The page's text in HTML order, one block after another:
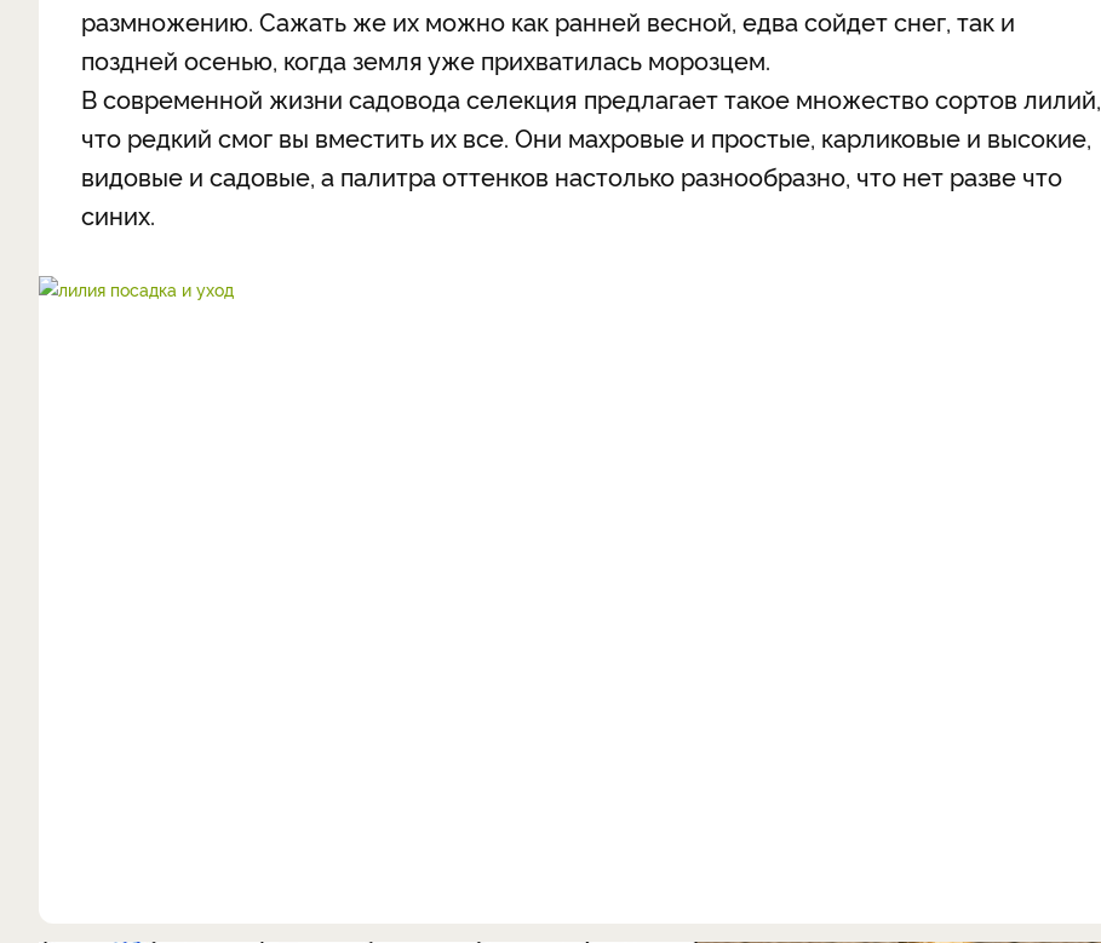
размножению. Сажать же их можно как ранней весной, едва сойдет снег, так и
поздней осенью, когда земля уже прихватилась морозцем.
В современной жизни садовода селекция предлагает такое множество сортов лилий,
что редкий смог вы вместить их все. Они махровые и простые, карликовые и высокие,
видовые и садовые, а палитра оттенков настолько разнообразно, что нет разве что
синих.